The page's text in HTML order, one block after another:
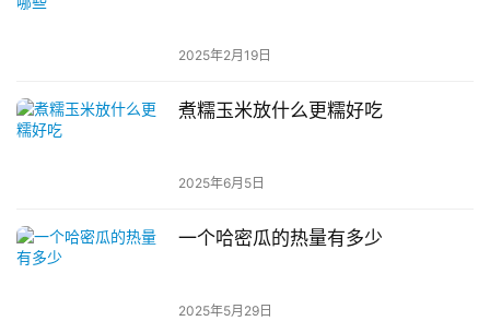
2025年2月19日
煮糯玉米放什么更糯好吃
2025年6月5日
一个哈密瓜的热量有多少
2025年5月29日